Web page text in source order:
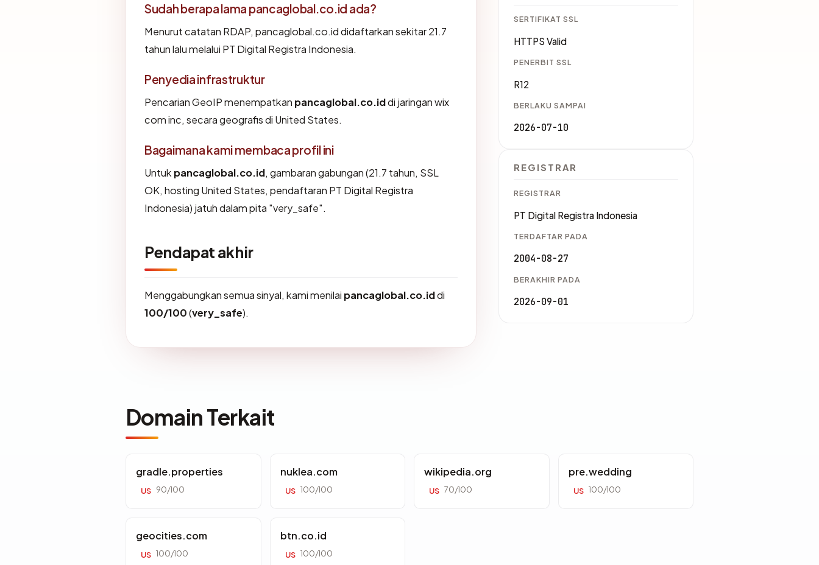
Sudah berapa lama pancaglobal.co.id ada?
Menurut catatan RDAP, pancaglobal.co.id didaftarkan sekitar 21.7
tahun lalu melalui PT Digital Registra Indonesia.
Penyedia infrastruktur
Pencarian GeoIP menempatkan pancaglobal.co.iddi jaringan wix
com inc, secara geografis di United States.
Bagaimana kami membaca profil ini
Untuk pancaglobal.co.id, gambaran gabungan (21.7 tahun, SSL
OK, hosting United States, pendaftaran PT Digital Registra
Indonesia) jatuh dalam pita "very_safe".
Pendapat akhir
Menggabungkan semua sinyal, kami menilai pancaglobal.co.iddi
100/100(very_safe).
SERTIFIKAT SSL
HTTPS Valid
PENERBIT SSL
R12
BERLAKU SAMPAI
2026-07-10
REGISTRAR
REGISTRAR
PT Digital Registra Indonesia
TERDAFTAR PADA
2004-08-27
BERAKHIR PADA
2026-09-01
Domain Terkait
gradle.properties
US 90/100
nuklea.com
US 100/100
wikipedia.org
US 70/100
pre.wedding
US 100/100
geocities.com
US 100/100
btn.co.id
US 100/100